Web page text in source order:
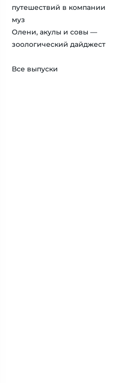
путешествий в компании
муз
Олени, акулы и совы —
зоологический дайджест
Все выпуски